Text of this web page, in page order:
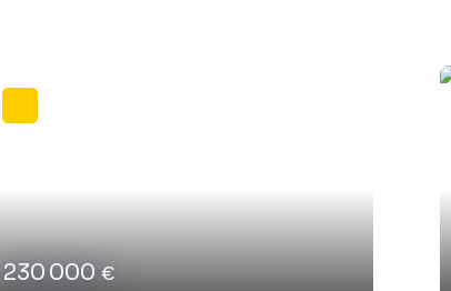
230 000 €